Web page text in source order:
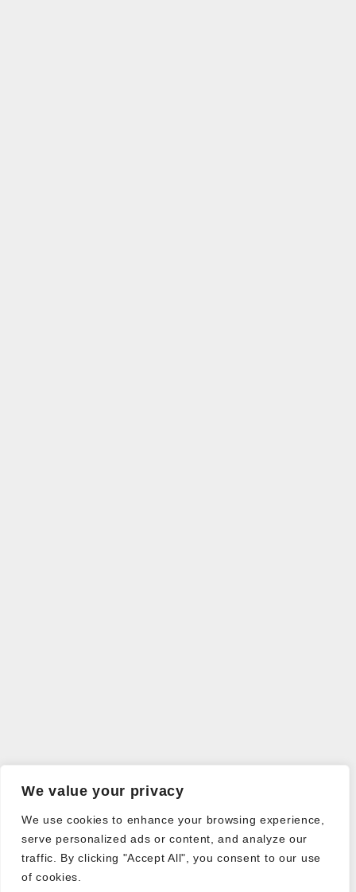
We value your privacy
We use cookies to enhance your browsing experience,
serve personalized ads or content, and analyze our
traffic. By clicking "Accept All", you consent to our use
of cookies.